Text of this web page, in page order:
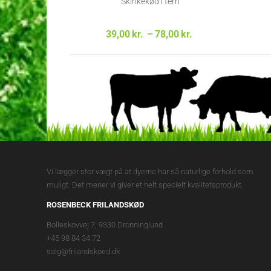
39,00kr. –78,00kr.
Vi lægger stor vægt på at dyerne har så naturlige forhold som
muligt. Det mener vi giver et helt specielt kvalitetsprodukt.
ROSENBECK FRILANDSKØD
Bolleskovvej 7, 9330 Dronninglund
+45 98 84 34 72
salg@frilandskoed.dk